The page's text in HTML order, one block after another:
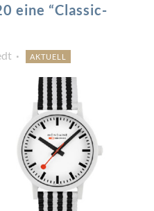
eine “Classic-
AKTUELL